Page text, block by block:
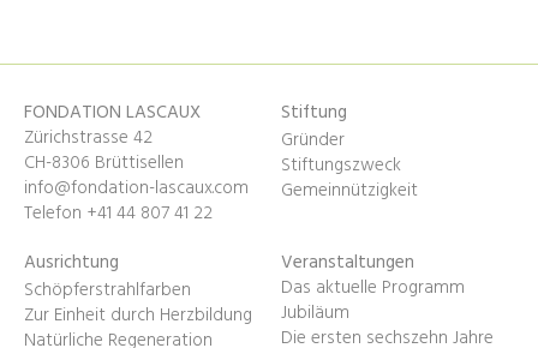
FONDATION LASCAUX
Zürichstrasse 42
CH-8306 Brüttisellen
info@fondation-lascaux.com
Telefon +41 44 807 41 22
Stiftung
Gründer
Stiftungszweck
Gemeinnützigkeit
Ausrichtung
Schöpferstrahlfarben
Zur Einheit durch Herzbildung
Natürliche Regeneration
Veranstaltungen
Das aktuelle Programm
Jubiläum
Die ersten sechszehn Jahre